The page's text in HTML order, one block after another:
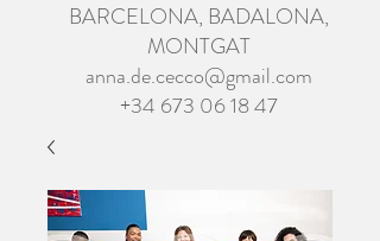
BARCELONA, BADALONA,
MONTGAT
anna.de.cecco@gmail.com
+34 673 06 18 47